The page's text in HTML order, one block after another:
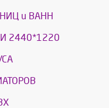
и ВАНН
2440*1220